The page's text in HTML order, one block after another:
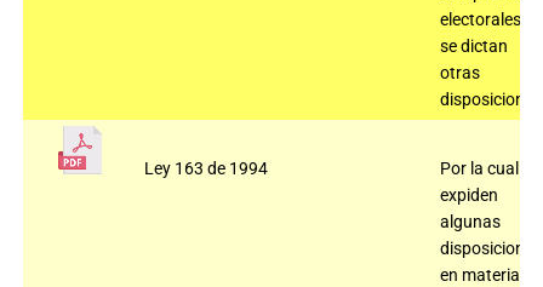
electorales y
se dictan
otras
Ley 163 de 1994
Por la cual se
expiden
algunas
disposiciones
en materia